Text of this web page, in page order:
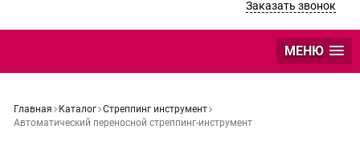
Заказать звонок
МЕНЮ
Главная Каталог Стреппинг инструмент
Автоматический переносной стреппинг-инструмент